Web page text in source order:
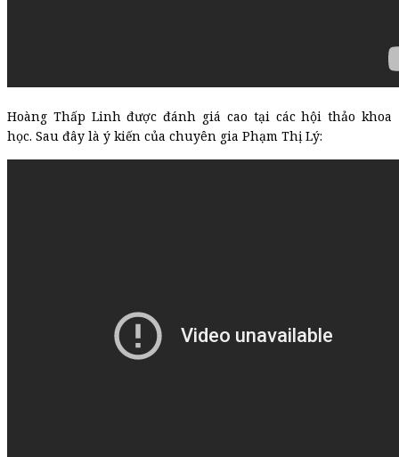
Hoàng Thấp Linh được đánh giá cao tại các hội thảo khoa
học. Sau đây là ý kiến của chuyên gia Phạm Thị Lý: